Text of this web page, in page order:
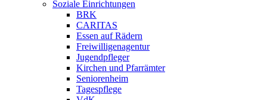
Soziale Einrichtungen
BRK
CARITAS
Essen auf Rädern
Freiwilligenagentur
Jugendpfleger
Kirchen und Pfarrämter
Seniorenheim
Tagespflege